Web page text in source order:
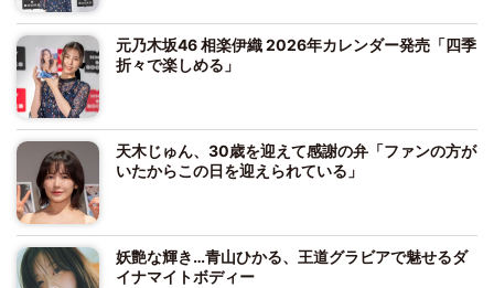
元乃木坂46 相楽伊織 2026年カレンダー発売「四季
折々で楽しめる」
天木じゅん、30歳を迎えて感謝の弁「ファンの方が
いたからこの日を迎えられている」
妖艶な輝き…青山ひかる、王道グラビアで魅せるダ
イナマイトボディー